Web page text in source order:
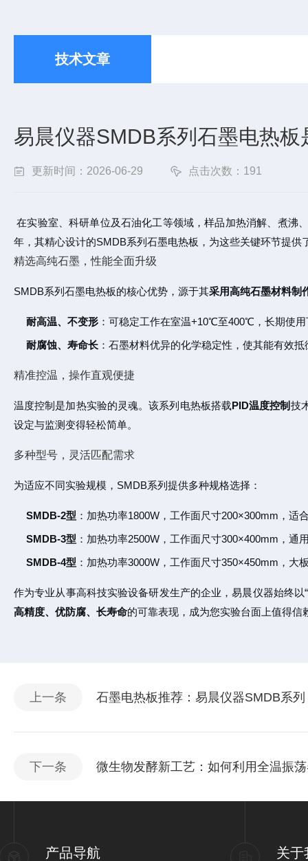
技术文章
易晨仪器SMDB系列石墨电热
更新时间：2026-06-29 点击次数：191
在实验室、科研单位及石油化工等领域，样品加热消解、煮沸
年，其精心设计的SMDB系列石墨电热板 ，为这些关键环节提
精选高纯石墨，性能全面升级
SMDB系列石墨电热板的核心优势，源于其采用高纯石墨材料制
耐高温、不变形 ：可稳定工作在室温+10℃至400℃，长期使
耐腐蚀、寿命长 ：石墨材料优异的化学稳定性，使其能有效
精准控温，操作直观便捷
温度控制是加热实验的灵魂。该系列电热板搭载PID温度控制 技
设定与监测变得轻松简单。
多种型号，灵活匹配需求
为适应不同实验规模，SMDB系列提供多种规格选择：
SMDB-2型 ：加热功率1800W，工作面尺寸200×300mm，适
SMDB-3型 ：加热功率2500W，工作面尺寸300×400mm，通
SMDB-4型 ：加热功率3000W，工作面尺寸350×450mm，
作为专业从事高科技实验设备研发生产的企业，易晨仪器始终以
高精度、优防腐、长寿命的可靠表现，成为您实验台面上值得
上一条 石墨电热板推荐：易晨仪器SMDB系
下一条 微生物发酵新工艺：如何利用全温振
产品导航 关于